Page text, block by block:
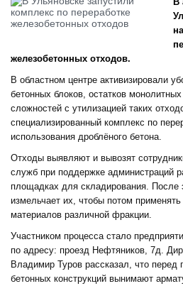
железобетонных отходов.
В областном центре активизировали
бетонных блоков, остатков
сложностей с утилизацией таких
специализированный комплекс по
использования дроблёного бетона.
Отходы выявляют и вывозят
служб при поддержке администраций
площадках для складирования. После
измельчает их, чтобы потом
материалов различной фракции.
Участником процесса стало
по адресу: проезд Нефтяников, 7д.
Владимир Туров рассказал, что перед
бетонных конструкций вынимают